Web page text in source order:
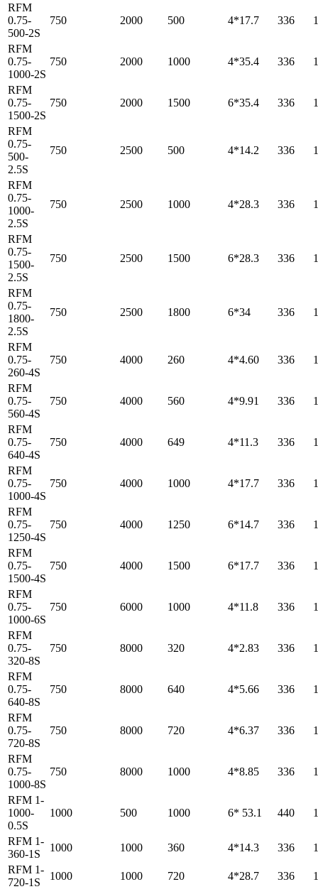
RFM
0.75-
500-2S
750 2000 500 4*17.7 336
RFM
0.75-
1000-2S
750 2000 1000 4*35.4 336
RFM
0.75-
1500-2S
750 2000 1500 6*35.4 336
RFM
0.75-
500-
2.5S
750 2500 500 4*14.2 336
RFM
0.75-
1000-
2.5S
750 2500 1000 4*28.3 336
RFM
0.75-
1500-
2.5S
750 2500 1500 6*28.3 336
RFM
0.75-
1800-
2.5S
750 2500 1800 6*34 336
RFM
0.75-
260-4S
750 4000 260 4*4.60 336
RFM
0.75-
560-4S
750 4000 560 4*9.91 336
RFM
0.75-
640-4S
750 4000 649 4*11.3 336
RFM
0.75-
1000-4S
750 4000 1000 4*17.7 336
RFM
0.75-
1250-4S
750 4000 1250 6*14.7 336
RFM
0.75-
1500-4S
750 4000 1500 6*17.7 336
RFM
0.75-
1000-6S
750 6000 1000 4*11.8 336
RFM
0.75-
320-8S
750 8000 320 4*2.83 336
RFM
0.75-
640-8S
750 8000 640 4*5.66 336
RFM
0.75-
720-8S
750 8000 720 4*6.37 336
RFM
0.75-
1000-8S
750 8000 1000 4*8.85 336
RFM 1-
1000-
0.5S
1000 500 1000 6* 53.1 440
RFM 1-
360-1S
1000 1000 360 4*14.3 336
RFM 1-
720-1S
1000 1000 720 4*28.7 336